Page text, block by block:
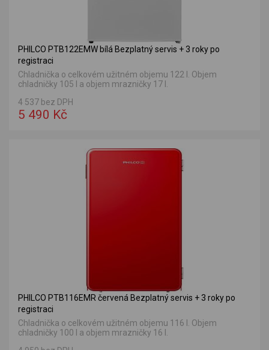
PHILCO PTB122EMW bílá Bezplatný servis + 3 roky po
registraci
Chladnička o celkovém užitném objemu 122 l. Objem
chladničky 105 l a objem mrazničky 17 l.
4 537 bez DPH
5 490 Kč
PHILCO PTB116EMR červená Bezplatný servis + 3 roky po
registraci
Chladnička o celkovém užitném objemu 116 l. Objem
chladničky 100 l a objem mrazničky 16 l.